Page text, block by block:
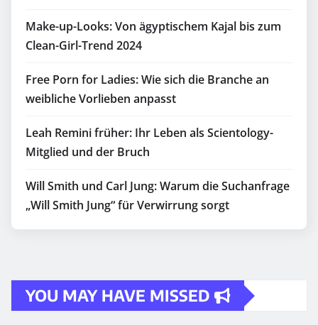
Make-up-Looks: Von ägyptischem Kajal bis zum
Clean-Girl-Trend 2024
Free Porn for Ladies: Wie sich die Branche an
weibliche Vorlieben anpasst
Leah Remini früher: Ihr Leben als Scientology-
Mitglied und der Bruch
Will Smith und Carl Jung: Warum die Suchanfrage
„Will Smith Jung“ für Verwirrung sorgt
YOU MAY HAVE MISSED